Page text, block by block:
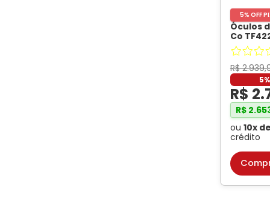
5% OFF
Óculos
Co
TIFFANI
R$ 2.939,
5%
R$ 2.
R$ 2.
ou 10x de
crédito